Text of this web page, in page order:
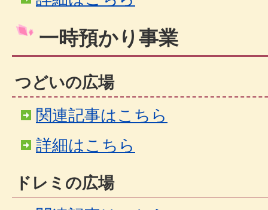
一時預かり事業
つどいの広場
関連記事はこちら
詳細はこちら
ドレミの広場